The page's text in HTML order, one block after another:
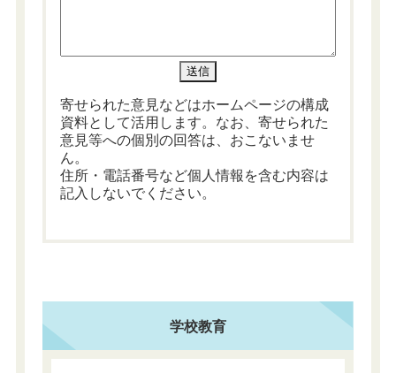
寄せられた意見などはホームページの構成
資料として活用します。なお、寄せられた
意見等への個別の回答は、おこないませ
ん。
住所・電話番号など個人情報を含む内容は
記入しないでください。
学校教育